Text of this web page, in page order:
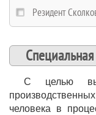
Резидент
С целью
человека в